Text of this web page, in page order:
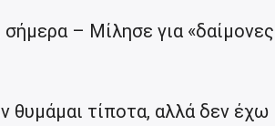
– Μίλησε για
θυμάμαι τίποτα, αλλά δεν έχω